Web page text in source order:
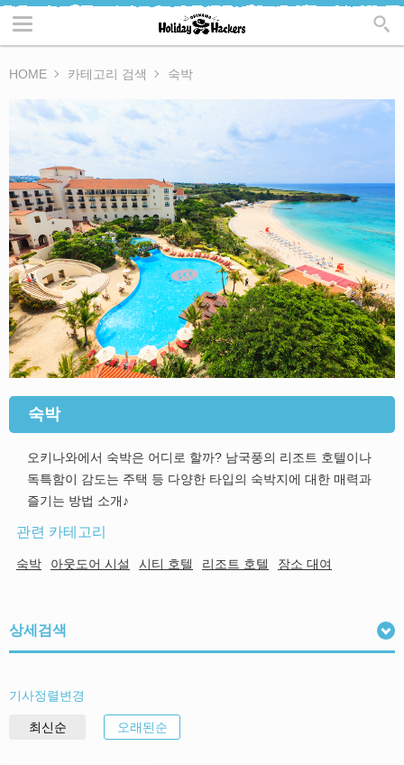
HOME 카테고리 검색 숙박
숙박
오키나와에서 숙박은 어디로 할까? 남국풍의 리조트 호텔이나
독특함이 감도는 주택 등 다양한 타입의 숙박지에 대한 매력과
즐기는 방법 소개♪
관련 카테고리
숙박 아웃도어 시설 시티 호텔 리조트 호텔 장소 대여
상세검색
기사정렬변경
최신순 오래된순